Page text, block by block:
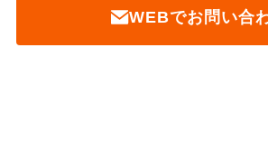
WEBでお問い合